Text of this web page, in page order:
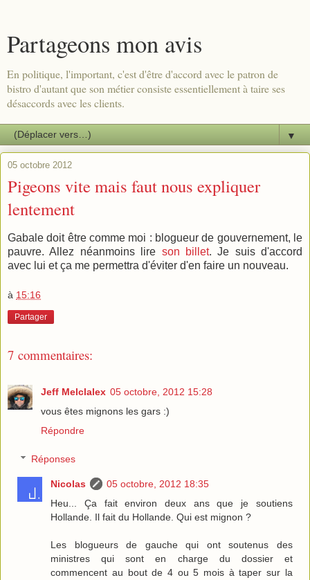
Partageons mon avis
En politique, l'important, c'est d'être d'accord avec le patron de
bistro d'autant que son métier consiste essentiellement à taire ses
désaccords avec les clients.
▼
05 octobre 2012
Pigeons vite mais faut nous expliquer
lentement
Gabale doit être comme moi : blogueur de gouvernement, le
pauvre. Allez néanmoins lire son billet. Je suis d'accord
avec lui et ça me permettra d'éviter d'en faire un nouveau.
à 15:16
Partager
7 commentaires:
Jeff Melclalex 05 octobre, 2012 15:28
vous êtes mignons les gars :)
Répondre
Réponses
Nicolas
05 octobre, 2012 18:35
Heu... Ça fait environ deux ans que je soutiens
Hollande. Il fait du Hollande. Qui est mignon ?
Les blogueurs de gauche qui ont soutenus des
ministres qui sont en charge du dossier et
commencent au bout de 4 ou 5 mois à taper sur la